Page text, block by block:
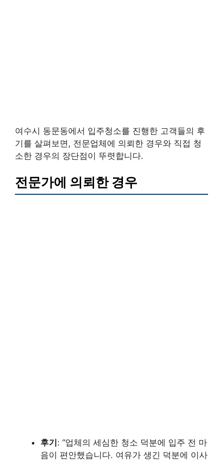
여수시 동문동에서 입주청소를 진행한 고객들의 후
기를 살펴보면, 전문업체에 의뢰한 경우와 직접 청
소한 경우의 장단점이 뚜렷합니다.
전문가에 의뢰한 경우
후기 : “업체의 세심한 청소 덕분에 입주 전 마
음이 편안했습니다. 여유가 생긴 덕분에 이사